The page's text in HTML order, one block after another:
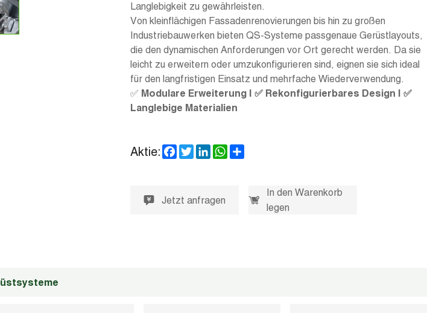
Langlebigkeit zu gewährleisten.
Von kleinflächigen Fassadenrenovierungen bis hin zu großen
Industriebauwerken bieten QS-Systeme passgenaue Gerüstlayouts,
die den dynamischen Anforderungen vor Ort gerecht werden. Da sie
leicht zu erweitern oder umzukonfigurieren sind, eignen sie sich ideal
für den langfristigen Einsatz und mehrfache Wiederverwendung.
✅ Modulare Erweiterung | ✅ Rekonfigurierbares Design | ✅
Langlebige Materialien
Aktie: Facebook
TwitterLinkedInWhatsApp
Share
Jetzt anfragen
In den Warenkorb
legen